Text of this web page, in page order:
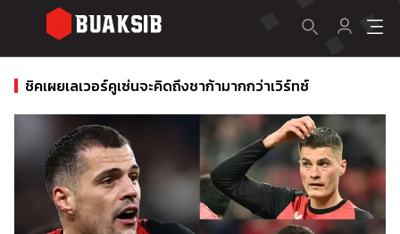
ชิคเผยเลเวอร์คูเซ่นจะคิดถึงชาก้ามากกว่าเวิร์ทซ์